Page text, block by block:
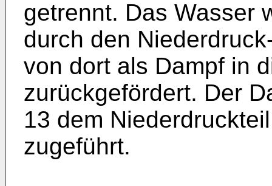
getrennt. Das Wasser
durch den
von dort als Dampf in
zurückgefördert. Der
13 dem
zugeführt.